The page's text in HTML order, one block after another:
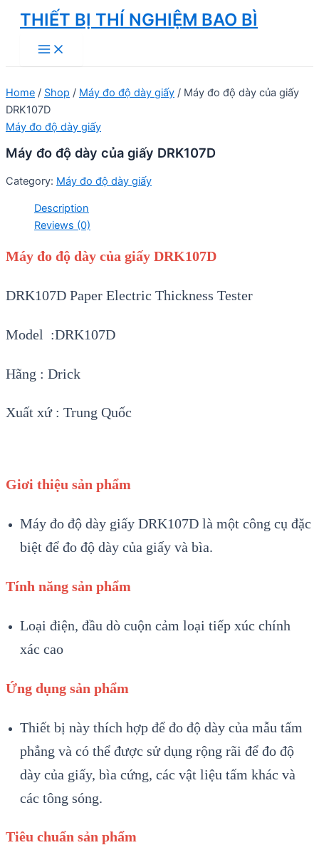
Skip
content
THIẾT BỊ THÍ NGHIỆM BAO BÌ
Main
Menu
Home / Shop / Máy đo độ dày giấy / Máy đo độ dày của giấy
DRK107D
Máy đo độ dày giấy
Máy đo độ dày của giấy DRK107D
Category: Máy đo độ dày giấy
Description
Reviews (0)
Máy đo độ dày của giấy DRK107D
DRK107D Paper Electric Thickness Tester
Model :DRK107D
Hãng : Drick
Xuất xứ : Trung Quốc
Giơi thiệu sản phẩm
Máy đo độ dày giấy DRK107D là một công cụ đặc
biệt để đo độ dày của giấy và bìa.
Tính năng sản phẩm
Loại điện, đầu dò cuộn cảm loại tiếp xúc chính
xác cao
Ứng dụng sản phẩm
Thiết bị này thích hợp để đo độ dày của mẫu tấm
phẳng và có thể được sử dụng rộng rãi để đo độ
dày của giấy, bìa cứng, các vật liệu tấm khác và
các tông sóng.
Tiêu chuẩn sản phẩm